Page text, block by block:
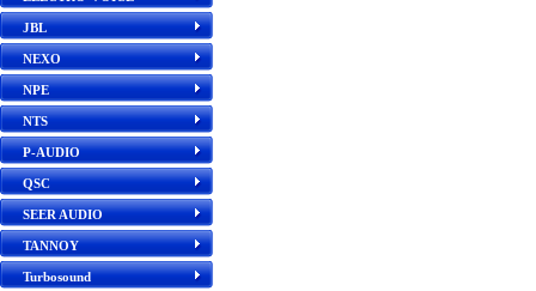
JBL
NEXO
NPE
NTS
P-AUDIO
QSC
SEER AUDIO
TANNOY
Turbosound